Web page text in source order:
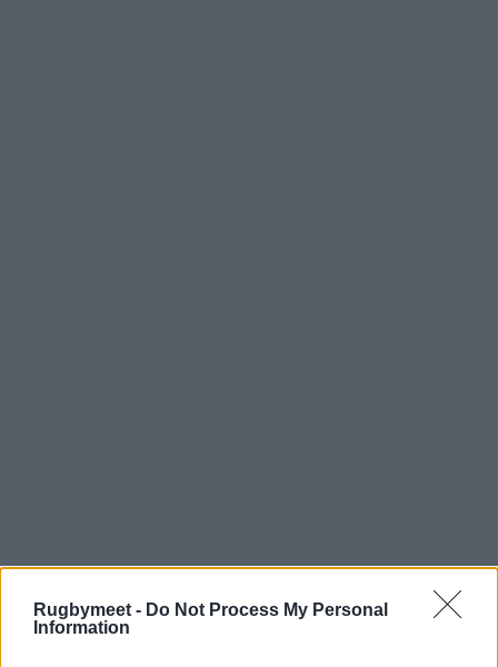
Rugbymeet - Do Not Process My Personal
Information